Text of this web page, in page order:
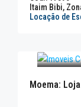
Itaim Bibi,
Locação de
Moema: